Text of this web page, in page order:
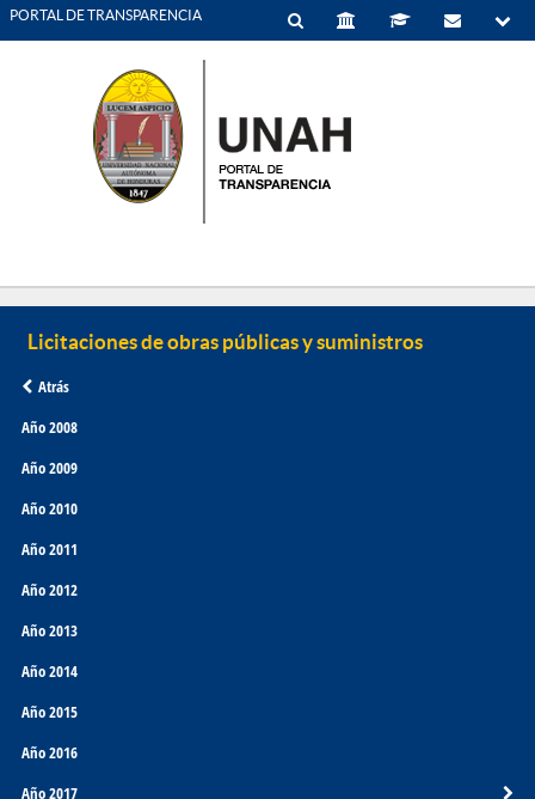
PORTAL DE TRANSPARENCIA
Atrás
Año 2008
Año 2009
Año 2010
Año 2011
Año 2012
Año 2013
Año 2014
Año 2015
Año 2016
Año 2017